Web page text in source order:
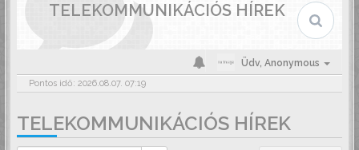
TELEKOMMUNIKÁCIÓS HÍREK
Üdv, Anonymous
Pontos idő: 2026.08.07. 07:19
TELEKOMMUNIKÁCIÓS HÍREK